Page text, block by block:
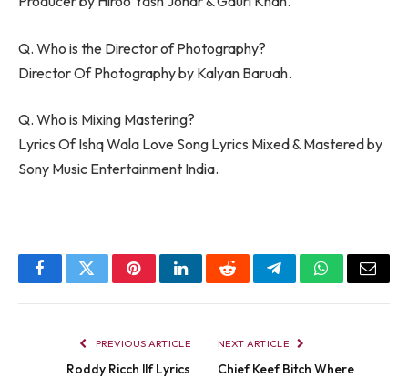
Q. Who is the Director of Photography?
Director Of Photography by Kalyan Baruah.
Q. Who is Mixing Mastering?
Lyrics Of Ishq Wala Love Song Lyrics Mixed & Mastered by
Sony Music Entertainment India.
FacebookTwitterPinterestLinkedInRedditTelegramWhatsApp
Email
PREVIOUS ARTICLE
Roddy Ricch ​llf Lyrics
NEXT ARTICLE
Chief Keef Bitch Where